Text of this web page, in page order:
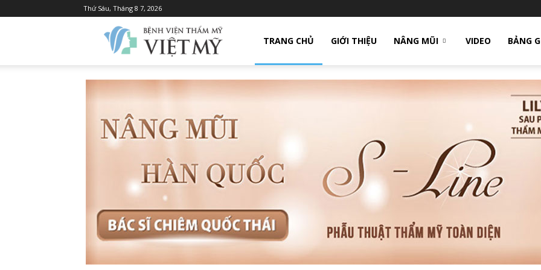
Thứ Sáu, Tháng 8 7, 2026
Thẩm
Mỹ
Việt
TRANG CHỦ GIỚI THIỆU NÂNG MŨI VIDEO BẢNG